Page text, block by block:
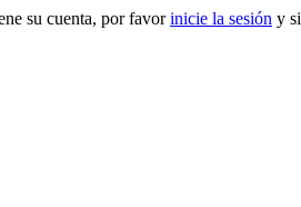
su cuenta, por favorinicie la sesión y